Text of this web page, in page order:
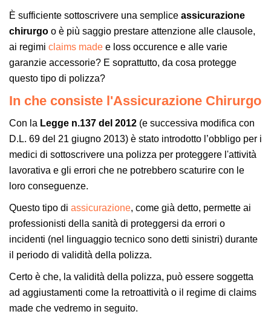
È sufficiente sottoscrivere una semplice assicurazione
chirurgo o è più saggio prestare attenzione alle clausole,
ai regimi claims made e loss occurence e alle varie
garanzie accessorie? E soprattutto, da cosa protegge
questo tipo di polizza?
In che consiste l'Assicurazione Chirurgo
Con la Legge n.137 del 2012 (e successiva modifica con
D.L. 69 del 21 giugno 2013) è stato introdotto l’obbligo per i
medici di sottoscrivere una polizza per proteggere l'attività
lavorativa e gli errori che ne potrebbero scaturire con le
loro conseguenze.
Questo tipo di assicurazione, come già detto, permette ai
professionisti della sanità di proteggersi da errori o
incidenti (nel linguaggio tecnico sono detti sinistri) durante
il periodo di validità della polizza.
Certo è che, la validità della polizza, può essere soggetta
ad aggiustamenti come la retroattività o il regime di claims
made che vedremo in seguito.